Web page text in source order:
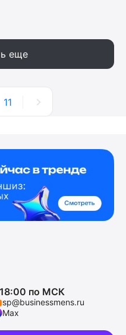
еще
11
по МСК
sp@businessmens.ru
Max